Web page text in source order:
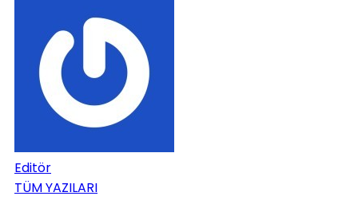
Editör
TÜM YAZILARI